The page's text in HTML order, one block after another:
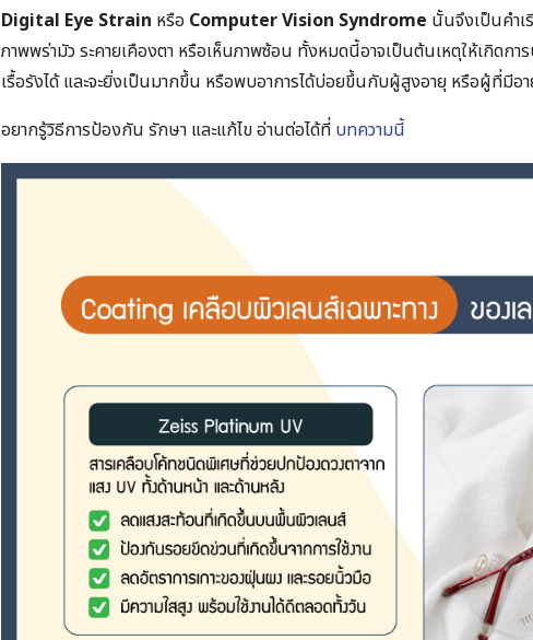
Search
for:
Digital Eye Strain หรือ Computer Vision Syndrome นั้นจึงเป็นคำเ
ภาพพร่ามัว ระคายเคืองตา หรือเห็นภาพซ้อน ทั้งหมดนี้อาจเป็นต้นเหตุให้เกิดก
เรื้อรังได้ และจะยิ่งเป็นมากขึ้น หรือพบอาการได้บ่อยขึ้นกับผู้สูงอายุ หรือผู้ที่มีอ
อยากรู้วิธีการป้องกัน รักษา และแก้ไข อ่านต่อได้ที่ บทความนี้